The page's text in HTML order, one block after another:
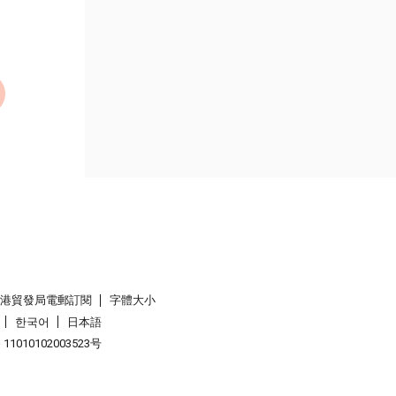
貿發局電郵訂閱
字體大小
한국어
日本語
号